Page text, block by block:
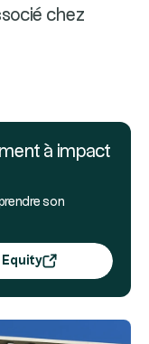
chez
à impact
son
Equity